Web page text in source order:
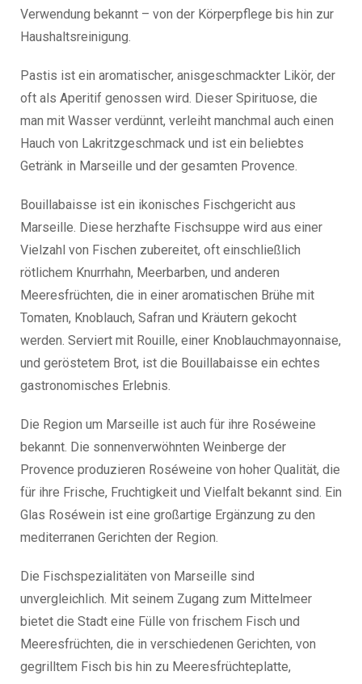
Verwendung bekannt – von der Körperpflege bis hin zur
Haushaltsreinigung.
Pastis ist ein aromatischer, anisgeschmackter Likör, der
oft als Aperitif genossen wird. Dieser Spirituose, die
man mit Wasser verdünnt, verleiht manchmal auch einen
Hauch von Lakritzgeschmack und ist ein beliebtes
Getränk in Marseille und der gesamten Provence.
Bouillabaisse ist ein ikonisches Fischgericht aus
Marseille. Diese herzhafte Fischsuppe wird aus einer
Vielzahl von Fischen zubereitet, oft einschließlich
rötlichem Knurrhahn, Meerbarben, und anderen
Meeresfrüchten, die in einer aromatischen Brühe mit
Tomaten, Knoblauch, Safran und Kräutern gekocht
werden. Serviert mit Rouille, einer Knoblauchmayonnaise,
und geröstetem Brot, ist die Bouillabaisse ein echtes
gastronomisches Erlebnis.
Die Region um Marseille ist auch für ihre Roséweine
bekannt. Die sonnenverwöhnten Weinberge der
Provence produzieren Roséweine von hoher Qualität, die
für ihre Frische, Fruchtigkeit und Vielfalt bekannt sind. Ein
Glas Roséwein ist eine großartige Ergänzung zu den
mediterranen Gerichten der Region.
Die Fischspezialitäten von Marseille sind
unvergleichlich. Mit seinem Zugang zum Mittelmeer
bietet die Stadt eine Fülle von frischem Fisch und
Meeresfrüchten, die in verschiedenen Gerichten, von
gegrilltem Fisch bis hin zu Meeresfrüchteplatte,